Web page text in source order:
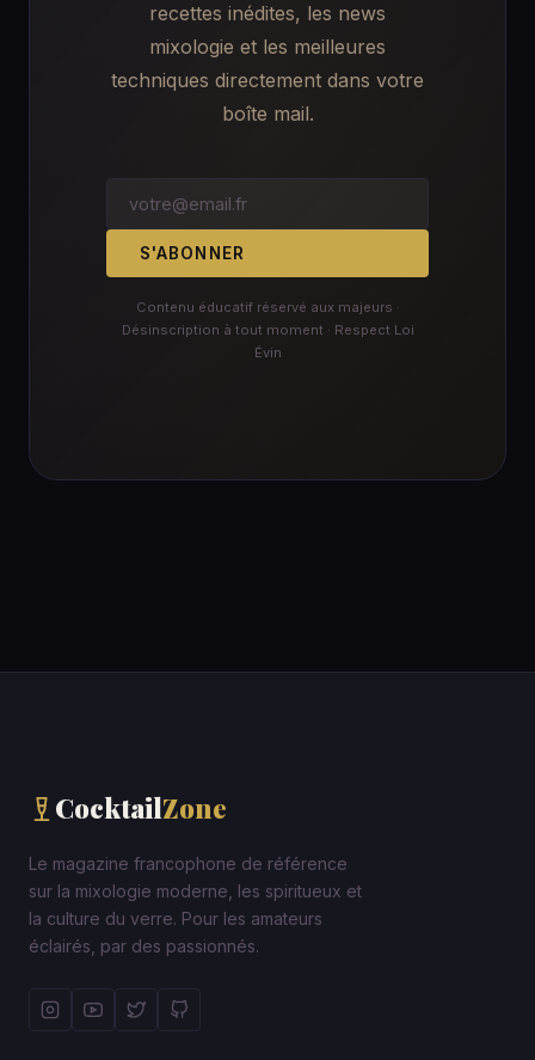
recettes inédites, les news
mixologie et les meilleures
techniques directement dans votre
boîte mail.
S'ABONNER
Contenu éducatif réservé aux majeurs ·
Désinscription à tout moment · Respect Loi
Évin
CocktailZone
Le magazine francophone de référence
sur la mixologie moderne, les spiritueux et
la culture du verre. Pour les amateurs
éclairés, par des passionnés.